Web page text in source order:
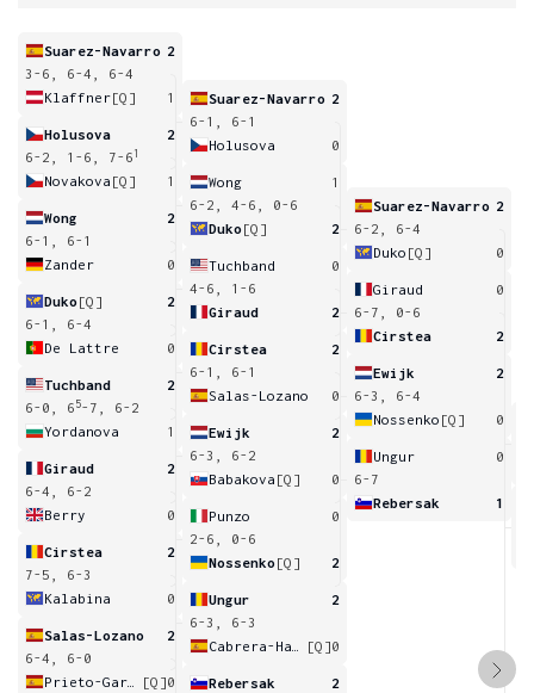
Suarez-Navarro 2
3-6, 6-4, 6-4
Klaffner[Q] 1
Holusova
2
6-2, 1-6, 7-6 1
Novakova [Q] 1
Wong
2
6-1, 6-1
Zander
0
Duko [Q]
2
6-1, 6-4
De Lattre
0
Tuchband
2
6-0, 6 5-7, 6-2
Yordanova
1
Giraud
2
6-4, 6-2
Berry
0
Cirstea
2
7-5, 6-3
Kalabina
0
Salas-Lozano
2
6-4, 6-0
[Q]0
Suarez-Navarro 2
6-1, 6-1
Holusova
0
Wong
1
6-2, 4-6, 0-6
Duko [Q] 2
Tuchband
0
4-6, 1-6
Giraud
2
Cirstea
2
6-1, 6-1
Salas-Lozano
0
Ewijk
2
6-3, 6-2
Babakova [Q] 0
Punzo
0
2-6, 0-6
Nossenko [Q] 2
Ungur
2
6-3, 6-3
[Q]0
Rebersak
2
Suarez-Navarro 2
6-2, 6-4
Duko [Q] 0
Giraud
0
6-7, 0-6
Cirstea
2
Ewijk
2
6-3, 6-4
Nossenko [Q] 0
Ungur
0
6-7
Rebersak
1